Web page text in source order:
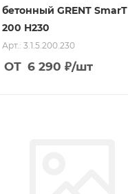
бетонный GRENT SmarT
200 H230
Арт.: 3.1.5.200.230
ОТ 6 290 ₽/шт